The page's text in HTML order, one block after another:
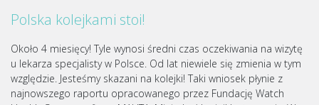
Polska kolejkami stoi!
Około 4 miesięcy! Tyle wynosi średni czas oczekiwania na wizytę
u lekarza specjalisty w Polsce. Od lat niewiele się zmienia w tym
względzie. Jesteśmy skazani na kolejki! Taki wniosek płynie z
najnowszego raportu opracowanego przez Fundację Watch